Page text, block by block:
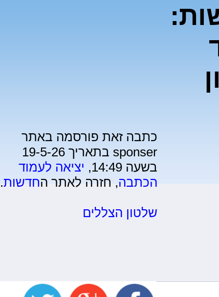
כתבה זאת פורסמה באתר
sponser בתאריך 19-5-26
בשעה 14:49,
יציאה לעמוד
הכתבה, חזרה לאתר החדשות.
שלטון הצללים